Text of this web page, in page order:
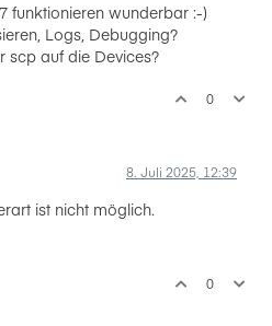
funktionieren wunderbar :-)
Logs, Debugging?
scp auf die Devices?
0
8. Juli 2025, 12:39
ist nicht möglich.
0